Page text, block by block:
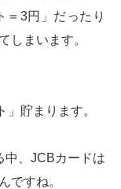
＝3円」だったり
しまいます。
貯まります。
中、JCBカードは
ですね。